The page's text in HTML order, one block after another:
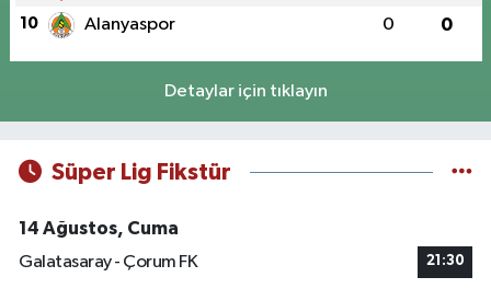
10 Alanyaspor 0 0
Detaylar için tıklayın
Süper Lig Fikstür
14 Ağustos, Cuma
Galatasaray - Çorum FK
21:30